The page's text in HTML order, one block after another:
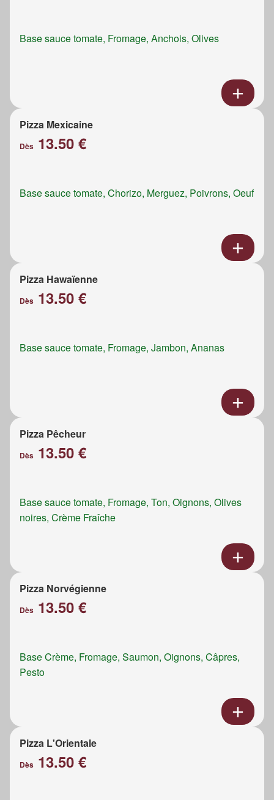
Base sauce tomate, Fromage, Anchois, Olives
Pizza Mexicaine
Dès 13.50 €
Base sauce tomate, Chorizo, Merguez, Poivrons, Oeuf
Pizza Hawaïenne
Dès 13.50 €
Base sauce tomate, Fromage, Jambon, Ananas
Pizza Pêcheur
Dès 13.50 €
Base sauce tomate, Fromage, Ton, Oignons, Olives
noires, Crème Fraîche
Pizza Norvégienne
Dès 13.50 €
Base Crème, Fromage, Saumon, Oignons, Câpres,
Pesto
Pizza L'Orientale
Dès 13.50 €